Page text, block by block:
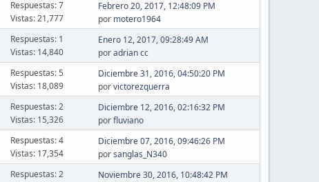
Respuestas: 7
Vistas: 21,777
Febrero 20, 2017, 12:48:09 PM
por motero1964
Respuestas: 1
Vistas: 14,840
Enero 12, 2017, 09:28:49 AM
poradrian cc
Respuestas: 5
Vistas: 18,089
Diciembre 31, 2016, 04:50:20 PM
porvictorezquerra
Respuestas: 2
Vistas: 15,326
Diciembre 12, 2016, 02:16:32 PM
porfluviano
Respuestas: 4
Vistas: 17,354
Diciembre 07, 2016, 09:46:26 PM
porsanglas_N340
Respuestas: 2
Noviembre 30, 2016, 10:48:42 PM